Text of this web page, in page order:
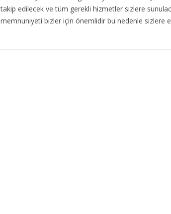
takip edilecek ve tüm gerekli hizmetler sizlere
memnuniyeti bizler için önemlidir bu nedenle sizlere